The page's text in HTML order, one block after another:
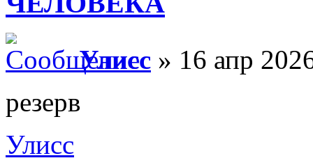
Улисс » 16 апр
резерв
Улисс